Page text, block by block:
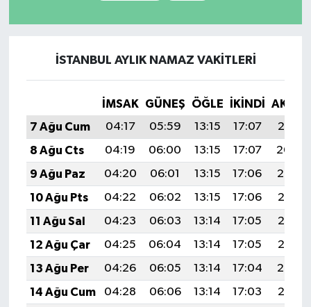
İSTANBUL AYLIK NAMAZ VAKITLERI
İMSAK GÜNEŞ ÖĞLE İKINDI
7 Ağu Cum
04:17 05:59 13:15 17:07
20:21
8 Ağu Cts
04:19 06:00 13:15 17:07
20:20
9 Ağu Paz
04:20 06:01 13:15 17:06
20:19
10 Ağu Pts
04:22 06:02 13:15 17:06
20:18
11 Ağu Sal
04:23 06:03 13:14 17:05
20:16
12 Ağu Çar
04:25 06:04 13:14 17:05
20:15
13 Ağu Per
04:26 06:05 13:14 17:04
20:14
14 Ağu Cum
04:28 06:06 13:14 17:03
20:12